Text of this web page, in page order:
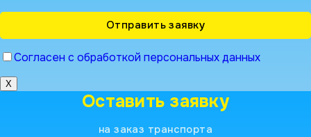
Согласен с обработкой персональных данных
X
Оставить заявку
на заказ транспорта